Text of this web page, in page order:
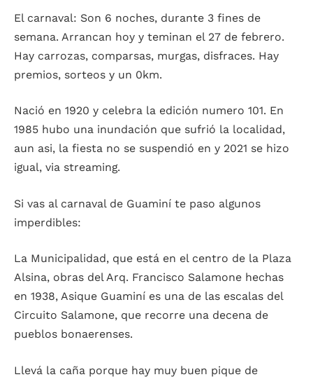
El carnaval: Son 6 noches, durante 3 fines de
semana. Arrancan hoy y teminan el 27 de febrero.
Hay carrozas, comparsas, murgas, disfraces. Hay
premios, sorteos y un 0km.
Nació en 1920 y celebra la edición numero 101. En
1985 hubo una inundación que sufrió la localidad,
aun asi, la fiesta no se suspendió en y 2021 se hizo
igual, via streaming.
Si vas al carnaval de Guaminí te paso algunos
imperdibles:
La Municipalidad, que está en el centro de la Plaza
Alsina, obras del Arq. Francisco Salamone hechas
en 1938, Asique Guaminí es una de las escalas del
Circuito Salamone, que recorre una decena de
pueblos bonaerenses.
Llevá la caña porque hay muy buen pique de